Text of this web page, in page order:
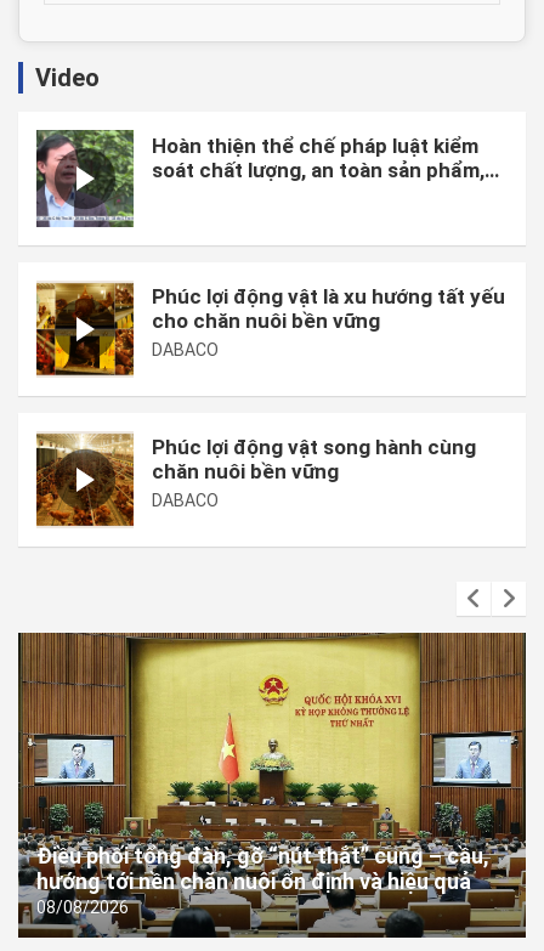
Video
Hoàn thiện thể chế pháp luật kiểm
soát chất lượng, an toàn sản phẩm,
Phúc lợi động vật là xu hướng tất yếu
cho chăn nuôi bền vững
DABACO
Phúc lợi động vật song hành cùng
chăn nuôi bền vững
DABACO
Điều phối tổng đàn, gỡ “nút thắt” cung – cầu,
hướng tới nền chăn nuôi ổn định và hiệu quả
08/08/2026